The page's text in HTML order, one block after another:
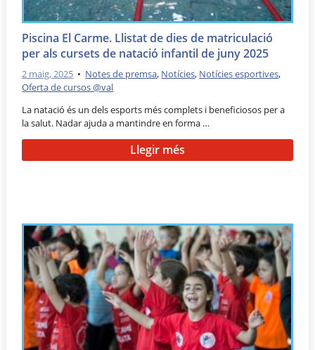
Piscina El Carme. Llistat de dies de matriculació
per als cursets de natació infantil de juny 2025
2 maig, 2025 • Notes de premsa, Notícies, Notícies esportives,
Oferta de cursos @val
La natació és un dels esports més complets i beneficiosos per a
la salut. Nadar ajuda a mantindre en forma …
Llegir més